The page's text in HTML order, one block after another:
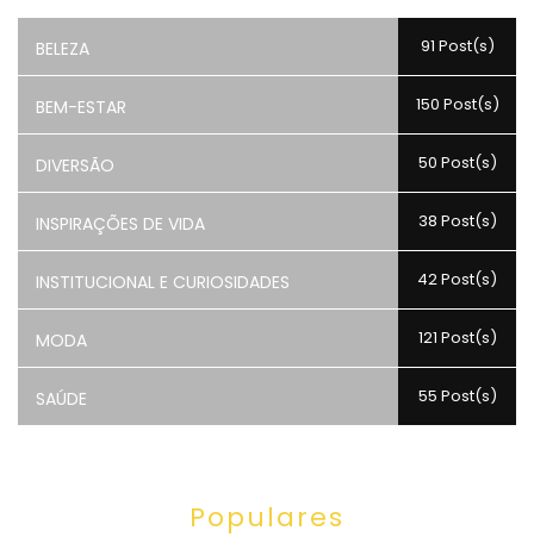
BELEZA 91 Post(s)
BEM-ESTAR 150 Post(s)
DIVERSÃO 50 Post(s)
INSPIRAÇÕES DE VIDA 38 Post(s)
INSTITUCIONAL E CURIOSIDADES 42 Post(s)
MODA 121 Post(s)
SAÚDE 55 Post(s)
Populares